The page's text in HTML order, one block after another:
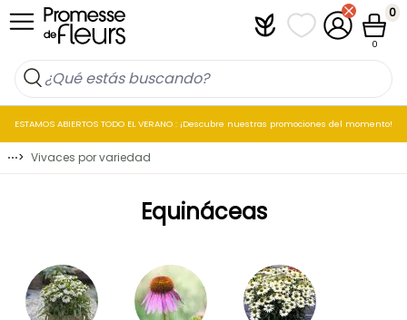
Ir al contenido PlantfitMis listas de
Mi cuenta
Cesta
0
0
ESTAMOS ABIERTOS TODO EL VERANO : ¡Descubre nuestras promociones del momento!
⋯> Vivaces por variedad
Equináceas